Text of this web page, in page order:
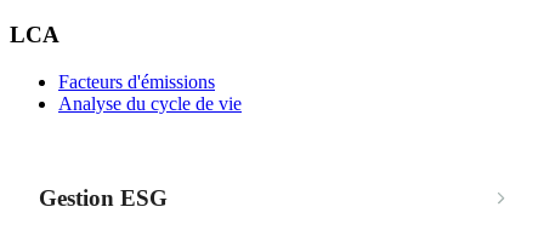
LCA
Facteurs d'émissions
Analyse du cycle de vie
Gestion ESG